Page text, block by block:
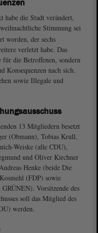
habe die Stadt verändert,
Stimmung sei
worden, der sechs
verletzt habe. Das
die Betroffenen, sondern
Konsequenzen nach sich.
sowie Illegale und
13 Mitgliedern besetzt
(Obmann), Tobias Krull,
Weiske (alle CDU),
und Oliver Kirchner
Henke (beide Die
(FDP) sowie
Vorsitzende des
soll das Mitglied des
werden.